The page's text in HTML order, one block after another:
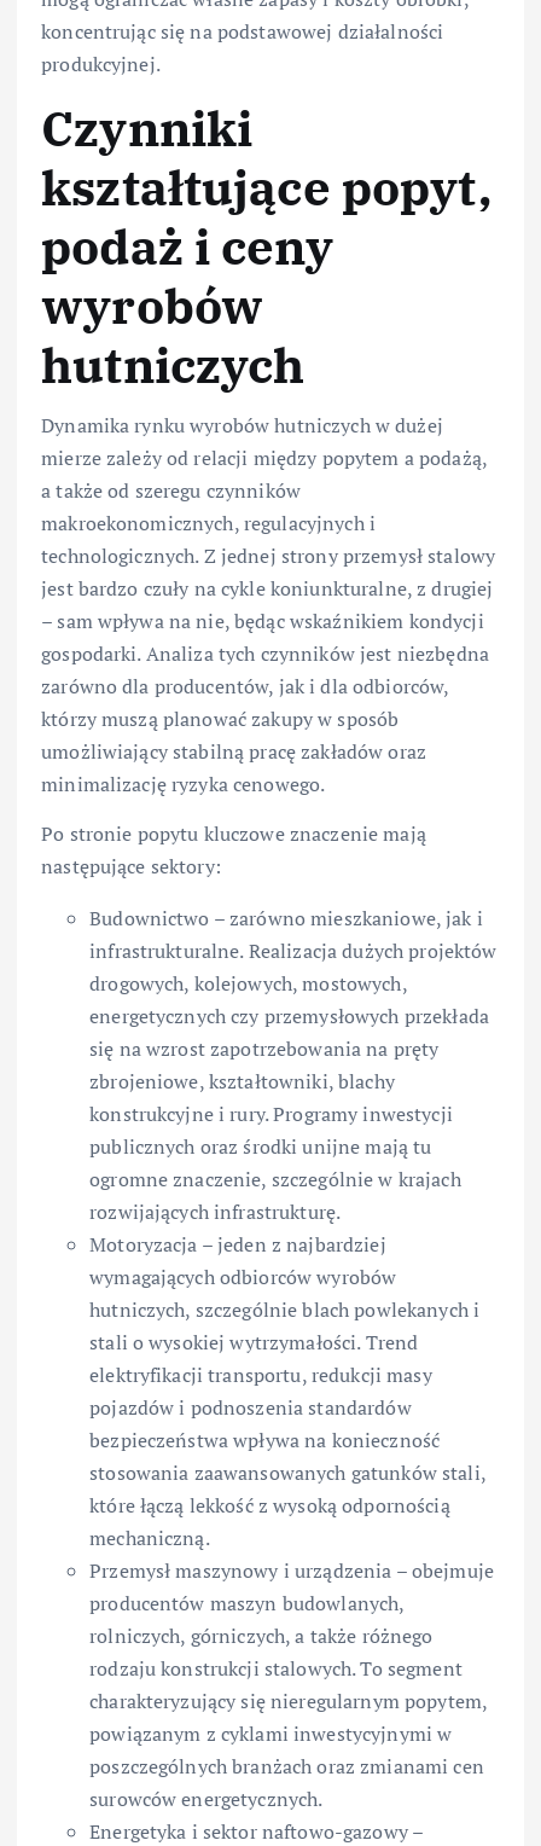
koncentrując się na podstawowej działalności
produkcyjnej.
Czynniki
kształtujące popyt,
podaż i ceny
wyrobów
hutniczych
Dynamika rynku wyrobów hutniczych w dużej
mierze zależy od relacji między popytem a podażą,
a także od szeregu czynników
makroekonomicznych, regulacyjnych i
technologicznych. Z jednej strony przemysł stalowy
jest bardzo czuły na cykle koniunkturalne, z drugiej
– sam wpływa na nie, będąc wskaźnikiem kondycji
gospodarki. Analiza tych czynników jest niezbędna
zarówno dla producentów, jak i dla odbiorców,
którzy muszą planować zakupy w sposób
umożliwiający stabilną pracę zakładów oraz
minimalizację ryzyka cenowego.
Po stronie popytu kluczowe znaczenie mają
następujące sektory:
Budownictwo – zarówno mieszkaniowe, jak i
infrastrukturalne. Realizacja dużych projektów
drogowych, kolejowych, mostowych,
energetycznych czy przemysłowych przekłada
się na wzrost zapotrzebowania na pręty
zbrojeniowe, kształtowniki, blachy
konstrukcyjne i rury. Programy inwestycji
publicznych oraz środki unijne mają tu
ogromne znaczenie, szczególnie w krajach
rozwijających infrastrukturę.
Motoryzacja – jeden z najbardziej
wymagających odbiorców wyrobów
hutniczych, szczególnie blach powlekanych i
stali o wysokiej wytrzymałości. Trend
elektryfikacji transportu, redukcji masy
pojazdów i podnoszenia standardów
bezpieczeństwa wpływa na konieczność
stosowania zaawansowanych gatunków stali,
które łączą lekkość z wysoką odpornością
mechaniczną.
Przemysł maszynowy i urządzenia – obejmuje
producentów maszyn budowlanych,
rolniczych, górniczych, a także różnego
rodzaju konstrukcji stalowych. To segment
charakteryzujący się nieregularnym popytem,
powiązanym z cyklami inwestycyjnymi w
poszczególnych branżach oraz zmianami cen
surowców energetycznych.
Energetyka i sektor naftowo-gazowy –